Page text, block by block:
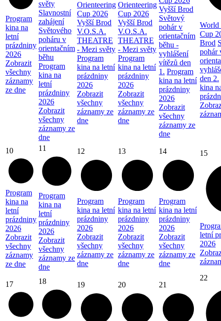
Program
kina na
letní
prázdniny
2026
Zobrazit
všechny
záznamy
ze dne
světy
Slavnostní
zahájení
Světového
poháru v
orientačním
běhu
Program
kina na
letní
prázdniny
2026
Zobrazit
všechny
záznamy ze
dne
Orienteering
Cup 2026
Vyšší Brod
V.O.S.A.
THEATRE
- Mezi světy
Program
kina na letní
prázdniny
2026
Zobrazit
všechny
záznamy ze
dne
Orienteering
Cup 2026
Vyšší Brod
V.O.S.A.
THEATRE
- Mezi světy
Program
kina na letní
prázdniny
2026
Zobrazit
všechny
záznamy ze
dne
Vyšší Brod
Světový
pohár v
orientačním
běhu -
vyhlášení
vítězů den
1. Program
kina na letní
prázdniny
2026
Zobrazit
všechny
záznamy ze
dne
World
Cup
Brod
pohár
den 2.
kina
10
Program
kina na
letní
prázdniny
2026
Zobrazit
všechny
záznamy
ze dne
11
Program
kina na
letní
prázdniny
2026
Zobrazit
všechny
záznamy ze
dne
12
Program
kina na letní
prázdniny
2026
Zobrazit
všechny
záznamy ze
dne
13
Program
kina na letní
prázdniny
2026
Zobrazit
všechny
záznamy ze
dne
14
Program
kina na letní
prázdniny
2026
Zobrazit
všechny
záznamy ze
dne
15
letní
2026
17 18 19 20 21
22